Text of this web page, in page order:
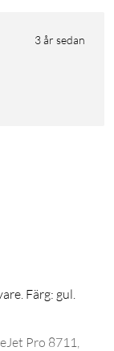
3 år sedan
Färg: gul.
Pro 8711,